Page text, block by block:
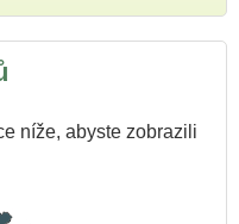
níže, abyste zobrazili